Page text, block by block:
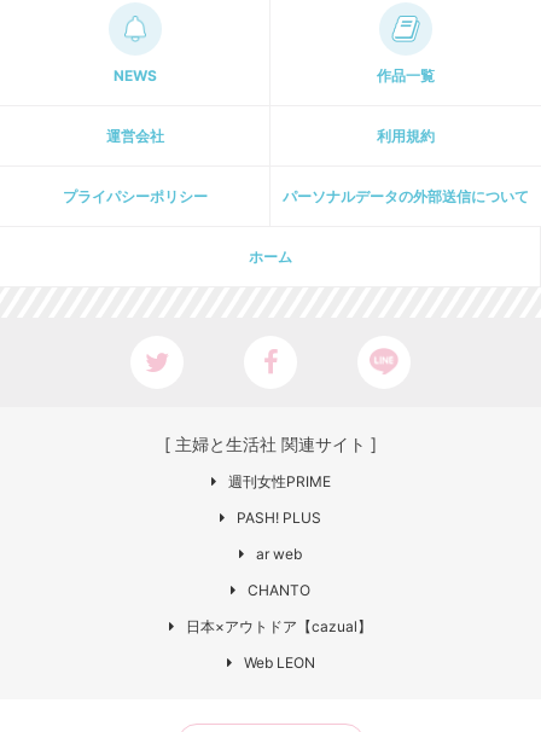
NEWS 作品一覧
運営会社 利用規約
プライパシーポリシー パーソナルデータの外部送信について
ホーム
[ 主婦と生活社 関連サイト ]
週刊女性PRIME
PASH! PLUS
ar web
CHANTO
日本×アウトドア【cazual】
Web LEON